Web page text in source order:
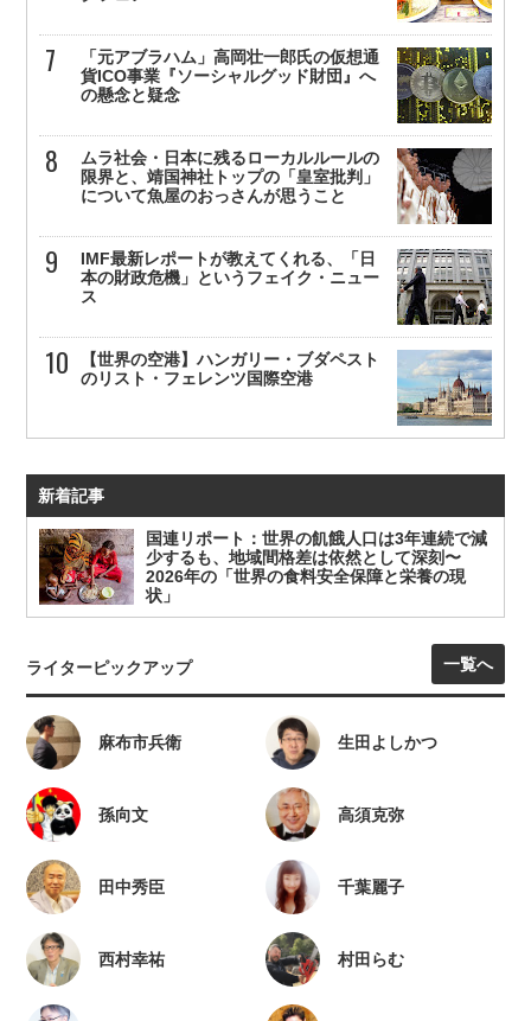
「元アブラハム」高岡壮一郎氏の仮想通
貨ICO事業『ソーシャルグッド財団』へ
の懸念と疑念
ムラ社会・日本に残るローカルルールの
限界と、靖国神社トップの「皇室批判」
について魚屋のおっさんが思うこと
IMF最新レポートが教えてくれる、「日
本の財政危機」というフェイク・ニュー
ス
【世界の空港】ハンガリー・ブダペスト
のリスト・フェレンツ国際空港
新着記事
国連リポート：世界の飢餓人口は3年連続で減
少するも、地域間格差は依然として深刻〜
2026年の「世界の食料安全保障と栄養の現
状」
ライターピックアップ 一覧へ
麻布市兵衛 生田よしかつ
孫向文 高須克弥
田中秀臣 千葉麗子
西村幸祐 村田らむ